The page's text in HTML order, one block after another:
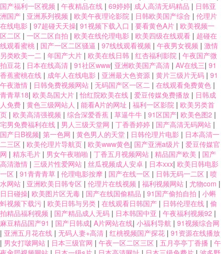
国产福利一区视频 | 午夜精品在线 | 69婷婷| 成人高清无码精品 | 日韩亚
洲国产 | 亚洲系列视频 | 欧美午夜理论影院 | 日韩欧美国产综合 | 伦理片
在线电影 | 97超碰天天操| 91视频下载入口 | 要看黄色A片 | 欧美视频一
区二区 | 一区二区自拍 | 欧美在线伦理电影 | 欧美四级在线观看 | 超碰在
线观看蜜桃 | 国产一区二区骚逼 | 97线线观看视频 | 午夜男女视频 | 激情
另类欧美一二 | 年国产大片 | 欧美在线日韩 | 红杏福利影院 | 午夜国产微
拍豆花 | 日本在线高清 | 91社区www| 亚洲欧美国产高清 | AV在线三| 91
香蕉蜜桃在线 | 成年人在线电影 | 亚洲最大色资源 | 黄片三级片无码 | 91
午夜激情 | 日韩免费视频网站 | 无码国产区一区二 | 在线观看免费黄色 |
青青草18| 欧美岛国大片 |怡红院欧美在线 | 爱豆传媒免费播放 | 日韩成
人免费 | 黄色三级网站人 | 能看A片的网址 | 福利一区影院 | 欧美另类首
页 | 欧美高清强视频 | 综合深爱香蕉 | 草逼牛牛 | 91区国产| 欧美色图2 |
宅男免费福利在线 | 男人三级天堂网 | 丁香香婷婷 | 国产高清无码网站 |
国产日B视频| 第一色网 | 黄色男人的天堂 | 日韩伦理片电影 | 日本高清一
二三区 | 欧美伦理片导航页 | 欧美www黄色| 国产亚洲a级片 | 爱豆传媒官
网 | 精东毛片 | 男女午夜啪啪 | 丁香五月视频网站 | 精品国产欧美 | 国产
高清激情 | 三级片性爱网站 | 丝瓜视频成人安卓 | 日本xxx| 欧美日韩电影
一区 | 91青青青草 | 伦理电影按摩 | 国产在线一区 | 日韩无码一二区 | 喷
水网站 | 亚洲欧美日韩专区 | 伦理片在线视频 | 福利视频网站 | 尤物com |
日日碰操| 欧美图片区无毒 | 国产在线国偷精品 | 91国产偷拍自拍 | 小蝌
蚪视频下载污 | 欧美日韩与另类 | 在线观看日韩国产 | 日韩伦理在线 | 偷
拍精品福利视频 | 国产精品成人无码 | 日本韩国中亚 | 午夜福利视频92 |
麻豆精品国产91 | 国产日韩成| A片网站在线| 小福利导航 | 91视频综合网
| 亚洲五月花在线 | 无码人妻+高清 | 红桃视频国产探花 | 91资源在线播放
| 男女打啵网站 | 日本三级官网 | 午夜一区二区三区 | 五月亭亭丁香播 | 午